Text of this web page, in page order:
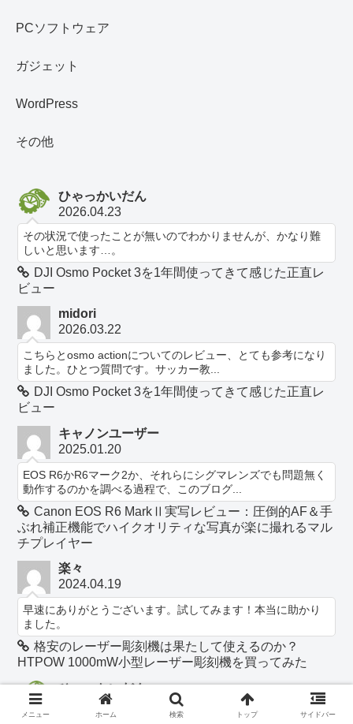
PCソフトウェア
ガジェット
WordPress
その他
ひゃっかいだん
2026.04.23
その状況で使ったことが無いのでわかりませんが、かなり難
しいと思います…。
DJI Osmo Pocket 3を1年間使ってきて感じた正直レ
ビュー
midori
2026.03.22
こちらとosmo actionについてのレビュー、とても参考になり
ました。ひとつ質問です。サッカー教...
DJI Osmo Pocket 3を1年間使ってきて感じた正直レ
ビュー
キャノンユーザー
2025.01.20
EOS R6かR6マーク2か、それらにシグマレンズでも問題無く
動作するのかを調べる過程で、このブログ...
Canon EOS R6 MarkⅡ実写レビュー：圧倒的AF＆手
ぶれ補正機能でハイクオリティな写真が楽に撮れるマル
チプレイヤー
楽々
2024.04.19
早速にありがとうございます。試してみます！本当に助かり
ました。
格安のレーザー彫刻機は果たして使えるのか？
HTPOW 1000mW小型レーザー彫刻機を買ってみた
ひゃっかいだん
2024.04.17
メニュー ホーム 検索 トップ サイドバー